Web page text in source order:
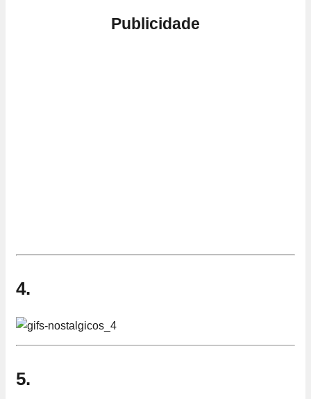
Publicidade
4.
5.